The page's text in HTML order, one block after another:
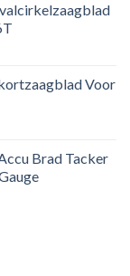
Voor
Brad Tacker